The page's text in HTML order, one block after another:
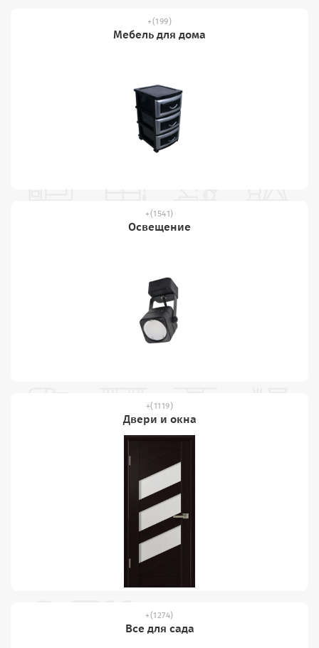
(199)
Мебель для дома
(1541)
Освещение
(1119)
Двери и окна
(1274)
Все для сада